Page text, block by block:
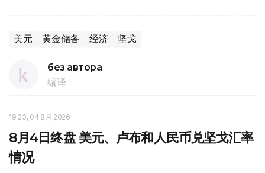
美元 黄金储备 经济 坚戈
без автора
编译
19:23, 04 8月 2026
8月4日终盘 美元、卢布和人民币兑坚戈汇率
情况